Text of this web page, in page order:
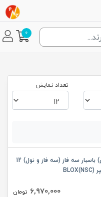
0
تعداد نمایش
جعبه (باکس) باسبار سه فاز (سه فاز و نول) 12
6,970,000 تومان